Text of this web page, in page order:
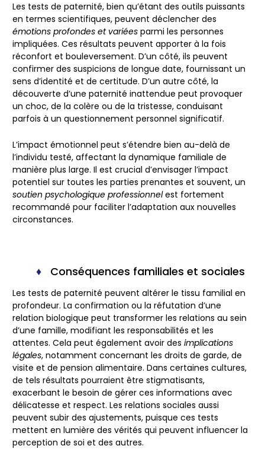
Les tests de paternité, bien qu’étant des outils puissants
en termes scientifiques, peuvent déclencher des
émotions profondes et variées parmi les personnes
impliquées. Ces résultats peuvent apporter à la fois
réconfort et bouleversement. D’un côté, ils peuvent
confirmer des suspicions de longue date, fournissant un
sens d’identité et de certitude. D’un autre côté, la
découverte d’une paternité inattendue peut provoquer
un choc, de la colère ou de la tristesse, conduisant
parfois à un questionnement personnel significatif.
L’impact émotionnel peut s’étendre bien au-delà de
l’individu testé, affectant la dynamique familiale de
manière plus large. Il est crucial d’envisager l’impact
potentiel sur toutes les parties prenantes et souvent, un
soutien psychologique professionnelest fortement
recommandé pour faciliter l’adaptation aux nouvelles
circonstances.
Conséquences familiales et sociales
Les tests de paternité peuvent altérer le tissu familial en
profondeur. La confirmation ou la réfutation d’une
relation biologique peut transformer les relations au sein
d’une famille, modifiant les responsabilités et les
attentes. Cela peut également avoir des implications
légales, notamment concernant les droits de garde, de
visite et de pension alimentaire. Dans certaines cultures,
de tels résultats pourraient être stigmatisants,
exacerbant le besoin de gérer ces informations avec
délicatesse et respect. Les relations sociales aussi
peuvent subir des ajustements, puisque ces tests
mettent en lumière des vérités qui peuvent influencer la
perception de soi et des autres.